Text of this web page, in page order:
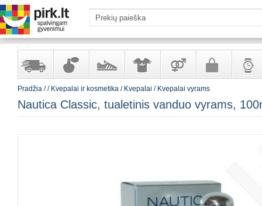
sandėlyje
ir
kosmetika
ir
aksesuarai
suaugusiems
ir
Pradžia // Kvepalai ir kosmetika / Kvepalai / Kvepalai vyrams
Nautica Classic, tualetinis vanduo vyrams,